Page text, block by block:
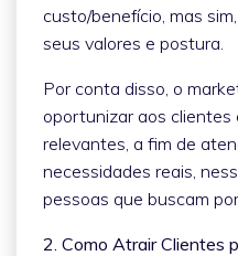
custo/benefício, mas
seus valores e postura.
Por conta disso, o
oportunizar aos clientes
relevantes, a fim de
necessidades reais,
pessoas que buscam
2. Como Atrair Clientes